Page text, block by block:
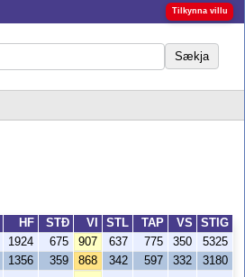
Tilkynna villu
Sækja
HF STÐ VI STL TAP VS
STIG
1924 675 907 637 775 350
5325
1356 359 868 342 597 332
3180